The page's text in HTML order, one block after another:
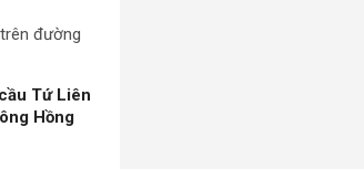
đường
Tứ Liên
Hồng